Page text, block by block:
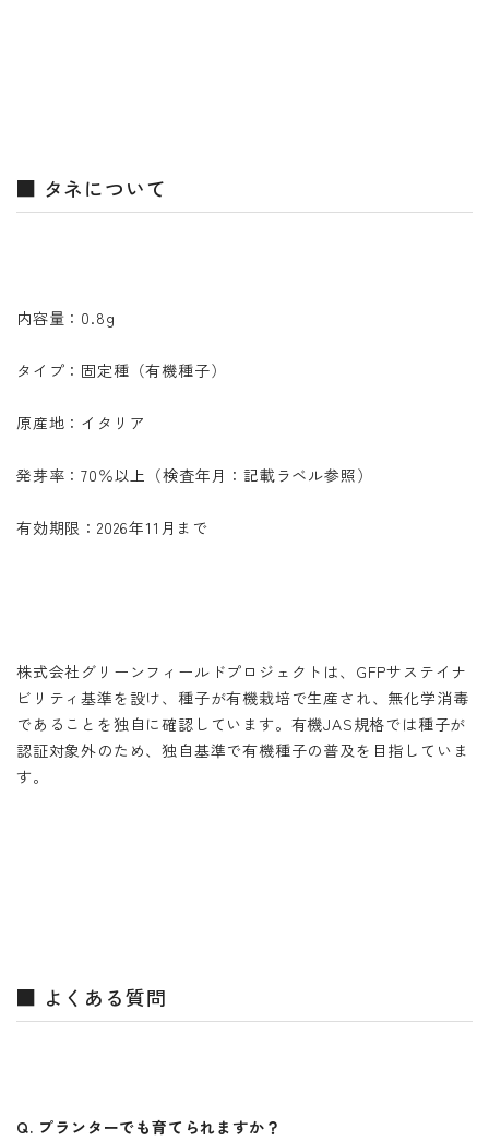
■ タネについて
内容量：0.8g
タイプ：固定種（有機種子）
原産地：イタリア
発芽率：70％以上（検査年月：記載ラベル参照）
有効期限：2026年11月まで
株式会社グリーンフィールドプロジェクトは、GFPサステイナ
ビリティ基準を設け、種子が有機栽培で生産され、無化学消毒
であることを独自に確認しています。有機JAS規格では種子が
認証対象外のため、独自基準で有機種子の普及を目指していま
す。
■ よくある質問
Q. プランターでも育てられますか？